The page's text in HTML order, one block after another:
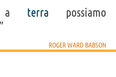
a terra possiamo
ROGER WARD BABSON